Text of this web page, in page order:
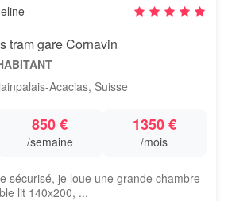
tram gare Cornavin
Acacias, Suisse
850 €
/semaine
1350 €
/mois
sécurisé, je loue une grande chambre
lit 140x200, ...